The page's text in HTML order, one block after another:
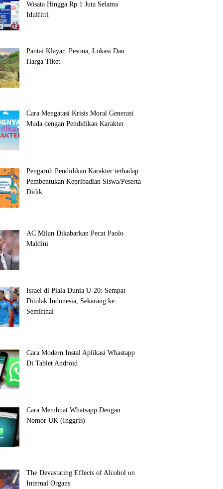
Wisata Hingga Rp 1 Juta Selama
Idulfitri
Pantai Klayar: Pesona, Lokasi Dan
Harga Tiket
Cara Mengatasi Krisis Moral Generasi
Muda dengan Pendidikan Karakter
Pengaruh Pendidikan Karakter terhadap
Pembentukan Kepribadian Siswa/Peserta
Didik
AC Milan Dikabarkan Pecat Paolo
Maldini
Israel di Piala Dunia U-20: Sempat
Ditolak Indonesia, Sekarang ke
Semifinal
Cara Modern Instal Aplikasi Whastapp
Di Tablet Android
Cara Membuat Whatsapp Dengan
Nomor UK (Inggris)
The Devastating Effects of Alcohol on
Internal Organs